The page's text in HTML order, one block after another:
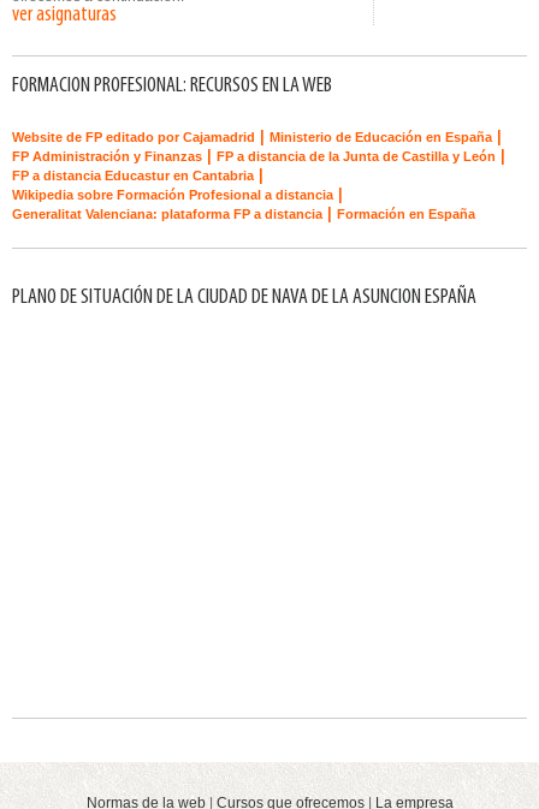
ver asignaturas
FORMACION PROFESIONAL: RECURSOS EN LA WEB
Website de FP editado por Cajamadrid Ministerio de Educación en España
FP Administración y Finanzas FP a distancia de la Junta de Castilla y León
FP a distancia Educastur en Cantabria
Wikipedia sobre Formación Profesional a distancia
Generalitat Valenciana: plataforma FP a distancia Formación en España
PLANO DE SITUACIÓN DE LA CIUDAD DE NAVA DE LA ASUNCION ESPAÑA
Normas de la web| Cursos que ofrecemos| La empresa